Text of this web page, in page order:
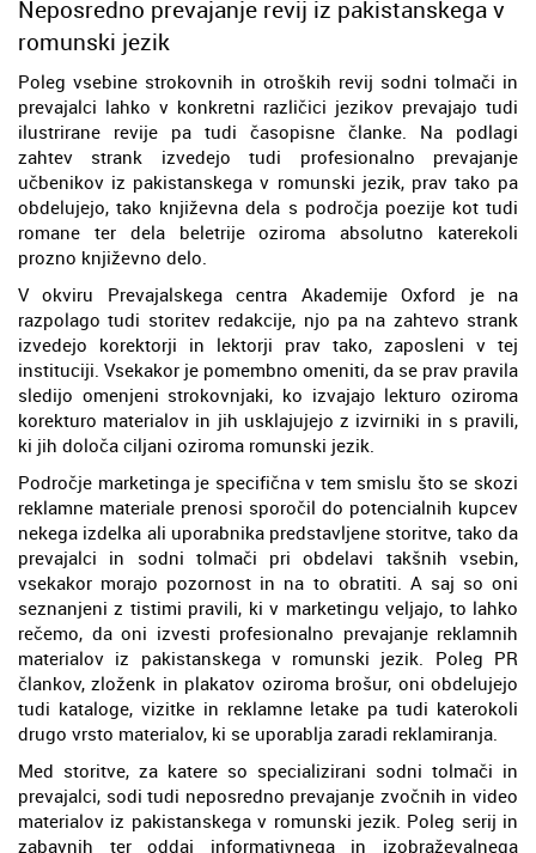
Neposredno prevajanje revij iz pakistanskega v
romunski jezik
Poleg vsebine strokovnih in otroških revij sodni tolmači in
prevajalci lahko v konkretni različici jezikov prevajajo tudi
ilustrirane revije pa tudi časopisne članke. Na podlagi
zahtev strank izvedejo tudi profesionalno prevajanje
učbenikov iz pakistanskega v romunski jezik, prav tako pa
obdelujejo, tako književna dela s področja poezije kot tudi
romane ter dela beletrije oziroma absolutno katerekoli
prozno književno delo.
V okviru Prevajalskega centra Akademije Oxford je na
razpolago tudi storitev redakcije, njo pa na zahtevo strank
izvedejo korektorji in lektorji prav tako, zaposleni v tej
instituciji. Vsekakor je pomembno omeniti, da se prav pravila
sledijo omenjeni strokovnjaki, ko izvajajo lekturo oziroma
korekturo materialov in jih usklajujejo z izvirniki in s pravili,
ki jih določa ciljani oziroma romunski jezik.
Področje marketinga je specifična v tem smislu što se skozi
reklamne materiale prenosi sporočil do potencialnih kupcev
nekega izdelka ali uporabnika predstavljene storitve, tako da
prevajalci in sodni tolmači pri obdelavi takšnih vsebin,
vsekakor morajo pozornost in na to obratiti. A saj so oni
seznanjeni z tistimi pravili, ki v marketingu veljajo, to lahko
rečemo, da oni izvesti profesionalno prevajanje reklamnih
materialov iz pakistanskega v romunski jezik. Poleg PR
člankov, zloženk in plakatov oziroma brošur, oni obdelujejo
tudi kataloge, vizitke in reklamne letake pa tudi katerokoli
drugo vrsto materialov, ki se uporablja zaradi reklamiranja.
Med storitve, za katere so specializirani sodni tolmači in
prevajalci, sodi tudi neposredno prevajanje zvočnih in video
materialov iz pakistanskega v romunski jezik. Poleg serij in
zabavnih ter oddaj informativnega in izobraževalnega